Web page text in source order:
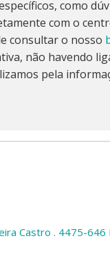
como
com o
consultar o nosso
não havendo
pela
Castro . 4475-646